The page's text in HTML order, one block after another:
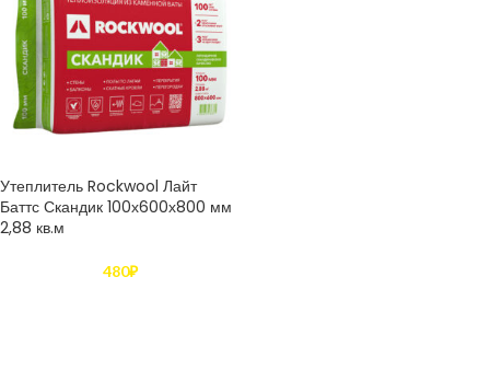
Утеплитель Rockwool Лайт
Баттс Скандик 100х600х800 мм
2,88 кв.м
480₽